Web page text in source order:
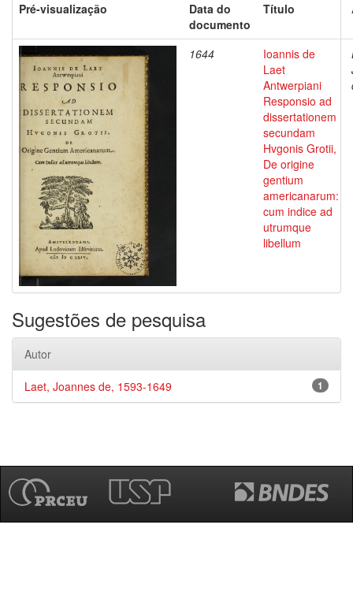
Pré-visualização
Data do
documento
Título
1644
Ioannis de
Laet
Antwerpiani
Responsio ad
dissertationem
secundam
Hvgonis Grotii,
De origine
gentium
americanarum:
cum indice ad
utrumque
libellum
Sugestões de pesquisa
Autor
1
Laet, Joannes de, 1593-1649